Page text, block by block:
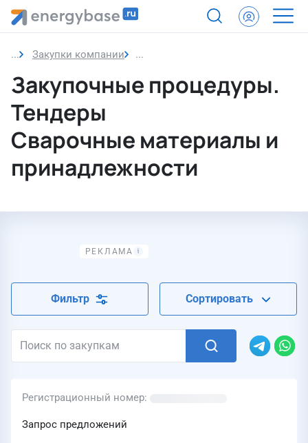
Закупки компании Сварочные материалы и
Закупочные процедуры.
Тендеры
Сварочные материалы и
принадлежности
Фильтр Сортировать
Регистрационный номер
Запрос предложений